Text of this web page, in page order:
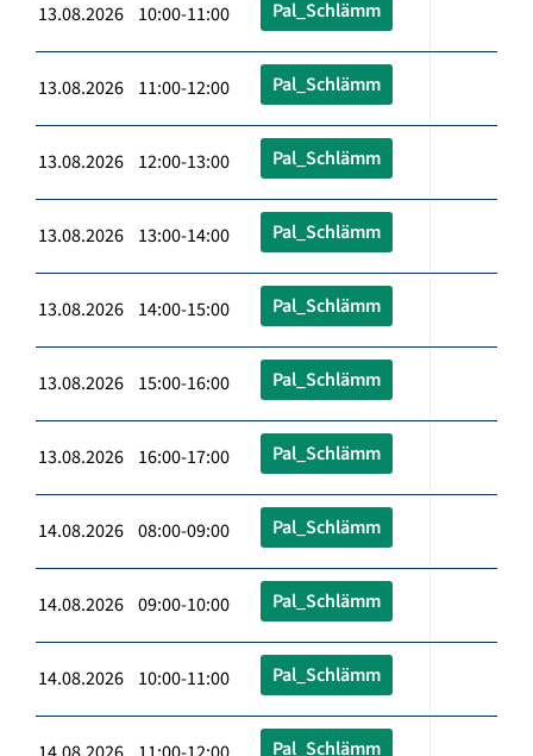
13.08.2026 10:00-11:00 Pal_Schlämm
13.08.2026 11:00-12:00 Pal_Schlämm
13.08.2026 12:00-13:00 Pal_Schlämm
13.08.2026 13:00-14:00 Pal_Schlämm
13.08.2026 14:00-15:00 Pal_Schlämm
13.08.2026 15:00-16:00 Pal_Schlämm
13.08.2026 16:00-17:00 Pal_Schlämm
14.08.2026 08:00-09:00 Pal_Schlämm
14.08.2026 09:00-10:00 Pal_Schlämm
14.08.2026 10:00-11:00 Pal_Schlämm
Pal_Schlämm